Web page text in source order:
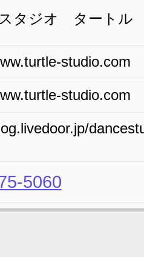
タジオ タートル
studio.com
studio.com
5060